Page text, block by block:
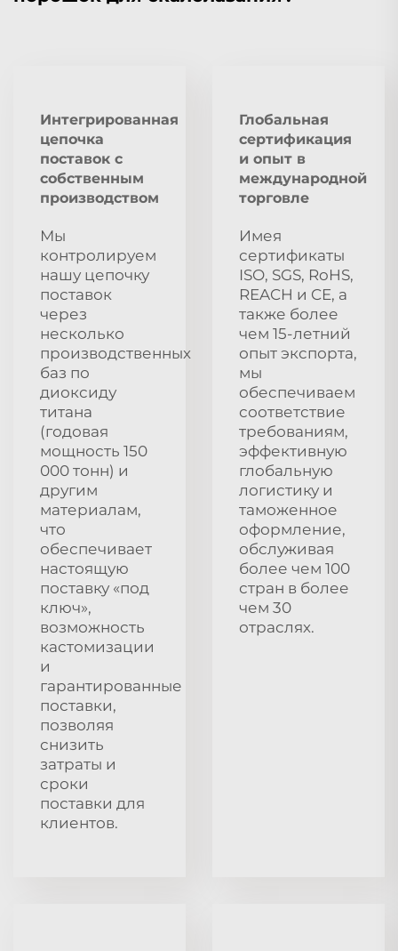
Интегрированная
цепочка
поставок с
собственным
производством
Мы
контролируем
нашу цепочку
поставок
через
несколько
производственных
баз по
диоксиду
титана
(годовая
мощность 150
000 тонн) и
другим
материалам,
что
обеспечивает
настоящую
поставку «под
ключ»,
возможность
кастомизации
и
гарантированные
поставки,
позволяя
снизить
затраты и
сроки
поставки для
клиентов.
Глобальная
сертификация
и опыт в
международной
торговле
Имея
сертификаты
ISO, SGS, RoHS,
REACH и CE, а
также более
чем 15-летний
опыт экспорта,
мы
обеспечиваем
соответствие
требованиям,
эффективную
глобальную
логистику и
таможенное
оформление,
обслуживая
более чем 100
стран в более
чем 30
отраслях.